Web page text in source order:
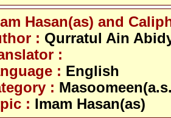
Hasan(as) and
: Qurratul Ain
:
: English
:
: Imam Hasan(as)